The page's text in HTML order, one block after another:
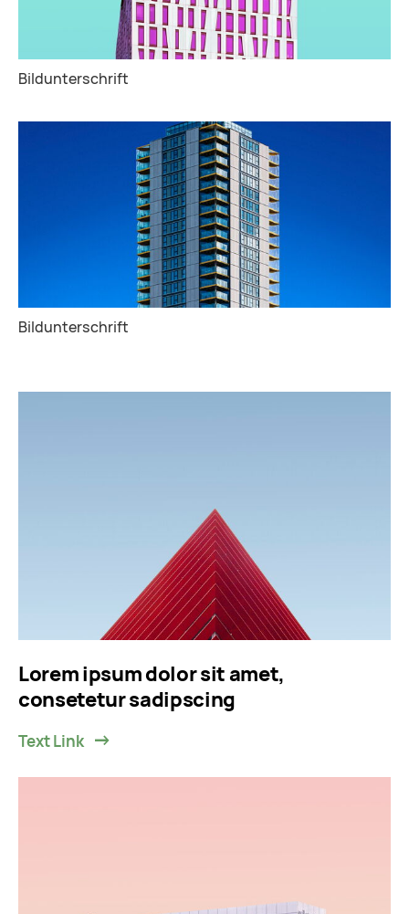
Bildunterschrift
Bildunterschrift
Lorem ipsum dolor sit amet,
consetetur sadipscing
Text Link